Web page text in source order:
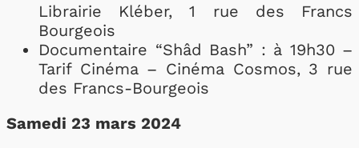
Librairie Kléber, 1 rue des Francs
Bourgeois
Documentaire “Shâd Bash” : à 19h30 –
Tarif Cinéma – Cinéma Cosmos, 3 rue
des Francs-Bourgeois
Samedi 23 mars 2024